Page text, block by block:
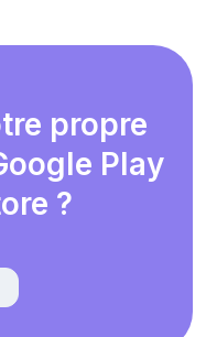
propre
Play
?